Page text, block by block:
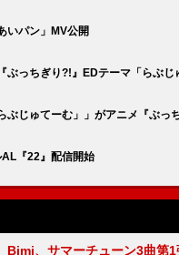
いパン」MV公開
ぶっちぎり?!』EDテーマ「らぶ
ぶじゅてーむ」」がアニメ『ぶっ
『22』配信開始
Bimi、サマーチューン3曲第